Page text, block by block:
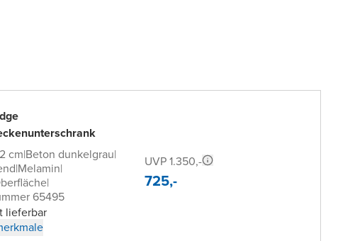
cm|Beton dunkelgrau|
|Melamin|
|
65495
lieferbar
UVP 1.350,-
725,-